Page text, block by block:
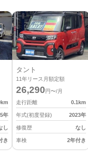
km
年
し
き
タント
11年リース月額定額
26,290 円〜/月
走行距離
0.1km
年式(初度登録) 2023年
修復歴 なし
車検 2年付き